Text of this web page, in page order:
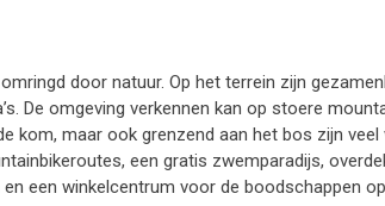
door natuur. Op het terrein zijn
De omgeving verkennen kan op stoere
kom, maar ook grenzend aan het bos zijn veel
een gratis zwemparadijs,
een winkelcentrum voor de boodschappen